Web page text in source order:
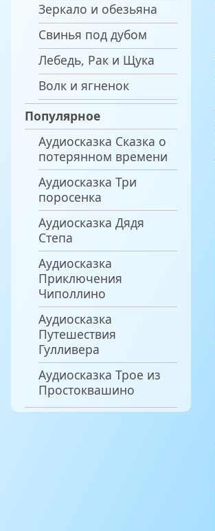
Зеркало и обезьяна
Свинья под дубом
Лебедь, Рак и Щука
Волк и ягненок
Популярное
Аудиосказка Сказка о
потерянном времени
Аудиосказка Три
поросенка
Аудиосказка Дядя
Степа
Аудиосказка
Приключения
Чиполлино
Аудиосказка
Путешествия
Гулливера
Аудиосказка Трое из
Простоквашино